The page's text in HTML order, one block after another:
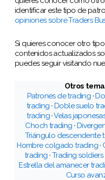
identificar este tipo de
opiniones sobre Traders
Si quieres conocer otro
contenidos actualizados
puedes seguir visitando
Otros
Patrones de trading ·
trading ·Doble suelo
trading·Velas
Choch trading ·
Triángulo descendente
Hombre colgado trading·
trading · Trading soldiers
Estrella del amanecer
Curso